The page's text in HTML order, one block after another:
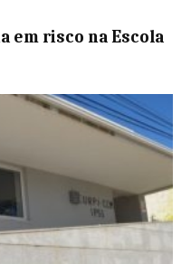
em risco na Escola